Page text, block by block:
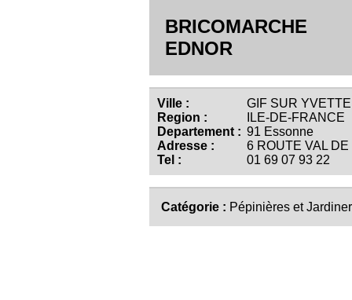
BRICOMARCHE
EDNOR
Ville :
GIF SUR
Region :
ILE-DE-FRANCE
Departement : 91 Essonne
Adresse :
6 ROUTE VAL
Tel :
01 69 07 93 22
Catégorie : Pépinières et